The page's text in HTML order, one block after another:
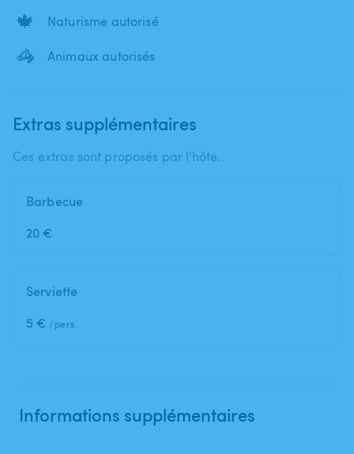
🍁 Naturisme autorisé
🦓 Animaux autorisés
Extras supplémentaires
Ces extras sont proposés par l'hôte.
Barbecue
20 €
Serviette
5 € /pers.
Informations supplémentaires